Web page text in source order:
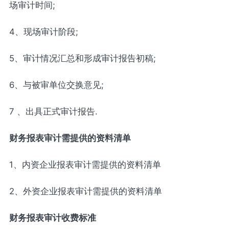
场审计时间;
4、现场审计阶段;
5、审计情况汇总和形成审计报告初稿;
6、与被审单位交换意见;
7 、出具正式审计报告.
财务报表审计需提供的资料清单
1、内资企业报表审计需提供的资料清单
2、外资企业报表审计需提供的资料清单
财务报表审计收费标准